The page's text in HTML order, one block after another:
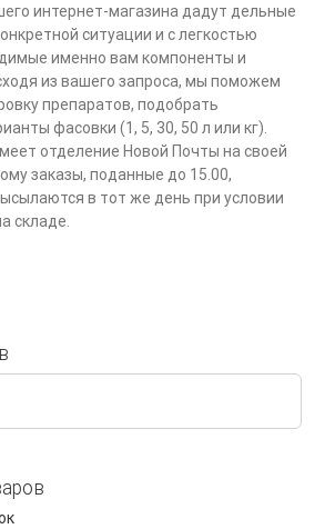
интернет-магазина дадут дельные
ситуации и с легкостью
именно вам компоненты и
из вашего запроса, мы поможем
препаратов, подобрать
фасовки (1, 5, 30, 50 л или кг).
отделение Новой Почты на своей
заказы, поданные до 15.00,
в тот же день при условии
складе.